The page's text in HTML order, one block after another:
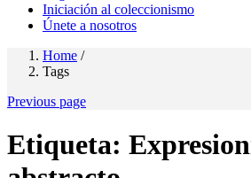
Iniciación al coleccionismo
Únete a nosotros
Home /
Tags
Previous page
Etiqueta: